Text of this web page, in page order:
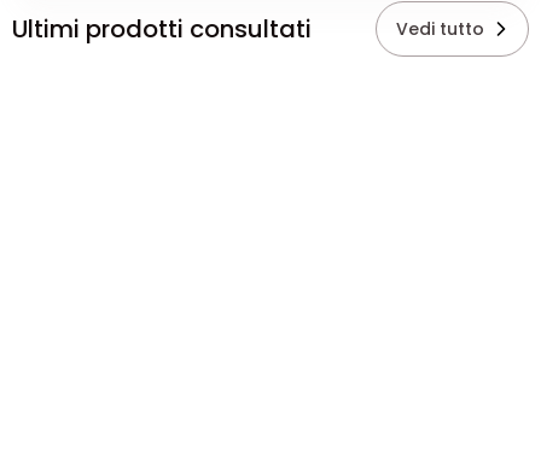
Ultimi prodotti consultati Vedi tutto